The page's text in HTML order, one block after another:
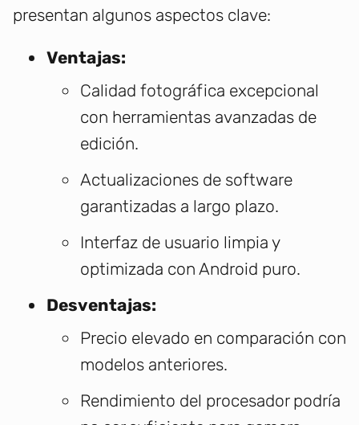
presentan algunos aspectos clave:
Ventajas:
Calidad fotográfica excepcional
con herramientas avanzadas de
edición.
Actualizaciones de software
garantizadas a largo plazo.
Interfaz de usuario limpia y
optimizada con Android puro.
Desventajas:
Precio elevado en comparación con
modelos anteriores.
Rendimiento del procesador podría